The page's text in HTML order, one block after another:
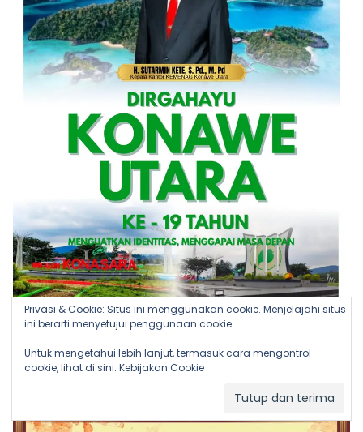
Privasi & Cookie: Situs ini menggunakan cookie. Menjelajahi situs
ini berarti menyetujui penggunaan cookie.
Untuk mengetahui lebih lanjut, termasuk cara mengontrol
cookie, lihat di sini: Kebijakan Cookie